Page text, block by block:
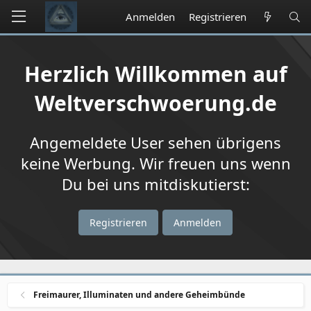
Anmelden Registrieren
Herzlich Willkommen auf
Weltverschwoerung.de
Angemeldete User sehen übrigens
keine Werbung. Wir freuen uns wenn
Du bei uns mitdiskutierst:
Registrieren Anmelden
Freimaurer, Illuminaten und andere Geheimbünde